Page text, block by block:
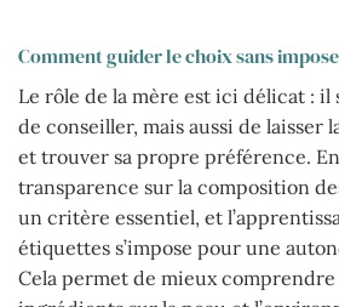
Comment guider le choix sans
Le rôle de la mère est ici délicat : il
de conseiller, mais aussi de laisser
et trouver sa propre préférence.
transparence sur la composition
un critère essentiel, et
étiquettes s’impose pour une
Cela permet de mieux comprendre